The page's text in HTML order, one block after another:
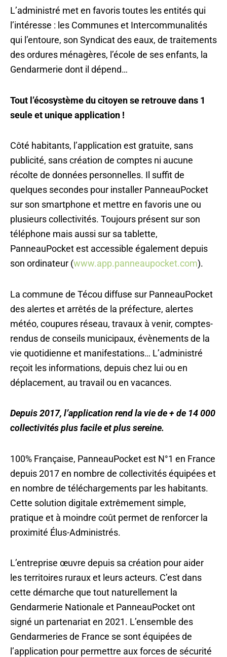
L’administré met en favoris toutes les entités qui
l’intéresse : les Communes et Intercommunalités
qui l’entoure, son Syndicat des eaux, de traitements
des ordures ménagères, l’école de ses enfants, la
Gendarmerie dont il dépend…
Tout l’écosystème du citoyen se retrouve dans 1
seule et unique application !
Côté habitants, l’application est gratuite, sans
publicité, sans création de comptes ni aucune
récolte de données personnelles. Il suffit de
quelques secondes pour installer PanneauPocket
sur son smartphone et mettre en favoris une ou
plusieurs collectivités. Toujours présent sur son
téléphone mais aussi sur sa tablette,
PanneauPocket est accessible également depuis
son ordinateur (www.app.panneaupocket.com).
La commune de Técou diffuse sur PanneauPocket
des alertes et arrêtés de la préfecture, alertes
météo, coupures réseau, travaux à venir, comptes-
rendus de conseils municipaux, évènements de la
vie quotidienne et manifestations… L’administré
reçoit les informations, depuis chez lui ou en
déplacement, au travail ou en vacances.
Depuis 2017, l’application rend la vie de + de 14 000
collectivités plus facile et plus sereine.
100% Française, PanneauPocket est N°1 en France
depuis 2017 en nombre de collectivités équipées et
en nombre de téléchargements par les habitants.
Cette solution digitale extrêmement simple,
pratique et à moindre coût permet de renforcer la
proximité Élus-Administrés.
L’entreprise œuvre depuis sa création pour aider
les territoires ruraux et leurs acteurs. C’est dans
cette démarche que tout naturellement la
Gendarmerie Nationale et PanneauPocket ont
signé un partenariat en 2021. L’ensemble des
Gendarmeries de France se sont équipées de
l’application pour permettre aux forces de sécurité